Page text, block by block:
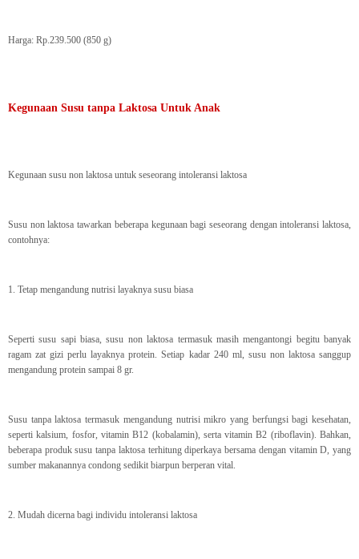
Harga: Rp.239.500 (850 g)
Kegunaan Susu tanpa Laktosa Untuk Anak
Kegunaan susu non laktosa untuk seseorang intoleransi laktosa
Susu non laktosa tawarkan beberapa kegunaan bagi seseorang dengan intoleransi laktosa,
contohnya:
1. Tetap mengandung nutrisi layaknya susu biasa
Seperti susu sapi biasa, susu non laktosa termasuk masih mengantongi begitu banyak
ragam zat gizi perlu layaknya protein. Setiap kadar 240 ml, susu non laktosa sanggup
mengandung protein sampai 8 gr.
Susu tanpa laktosa termasuk mengandung nutrisi mikro yang berfungsi bagi kesehatan,
seperti kalsium, fosfor, vitamin B12 (kobalamin), serta vitamin B2 (riboflavin). Bahkan,
beberapa produk susu tanpa laktosa terhitung diperkaya bersama dengan vitamin D, yang
sumber makanannya condong sedikit biarpun berperan vital.
2. Mudah dicerna bagi individu intoleransi laktosa